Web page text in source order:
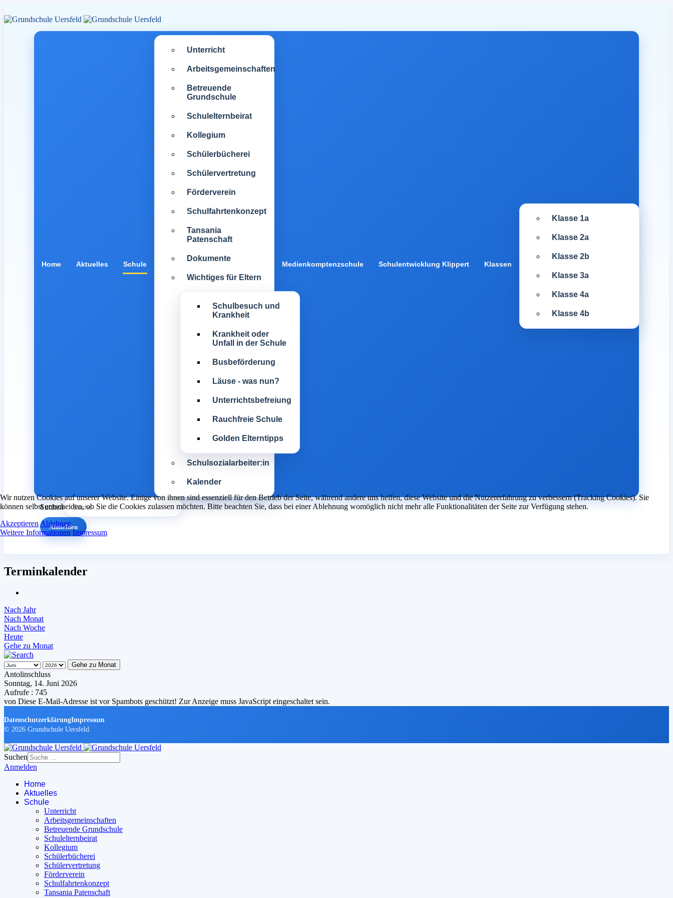
Home Aktuelles Schule
Unterricht
Arbeitsgemeinschaften
Betreuende
Grundschule
Schulelternbeirat
Kollegium
Schülerbücherei
Schülervertretung
Förderverein
Schulfahrtenkonzept
Tansania
Patenschaft
Dokumente
Wichtiges für Eltern
Schulbesuch und
Krankheit
Krankheit oder
Unfall in der Schule
Busbeförderung
Läuse - was nun?
Unterrichtsbefreiung
Rauchfreie Schule
Golden Elterntipps
Schulsozialarbeiter:in
Kalender
Medienkomptenzschule Schulentwicklung Klippert Klassen
Klasse 1a
Klasse 2a
Klasse 2b
Klasse 3a
Klasse 4a
Klasse 4b
Suchen
Anmelden
Terminkalender
Nach Jahr
Nach Monat
Nach Woche
Heute
Gehe zu Monat
Gehe zu Monat
Antolinschluss
Sonntag, 14. Juni 2026
Aufrufe : 745
von Diese E-Mail-Adresse ist vor Spambots geschützt! Zur Anzeige muss JavaScript eingeschaltet sein.
DatenschutzerklärungImpressum
© 2026 Grundschule Uersfeld.
Suchen
Anmelden
Home
Aktuelles
Schule
Unterricht
Arbeitsgemeinschaften
Betreuende Grundschule
Schulelternbeirat
Kollegium
Schülerbücherei
Schülervertretung
Förderverein
Schulfahrtenkonzept
Tansania Patenschaft
Wir nutzen Cookies auf unserer Website. Einige von ihnen sind essenziell für den Betrieb der Seite, während andere uns helfen, diese Website und die Nutzererfahrung zu verbessern (Tracking Cookies). Sie
können selbst entscheiden, ob Sie die Cookies zulassen möchten. Bitte beachten Sie, dass bei einer Ablehnung womöglich nicht mehr alle Funktionalitäten der Seite zur Verfügung stehen.
Akzeptieren Ablehnen
Weitere Informationen Impressum